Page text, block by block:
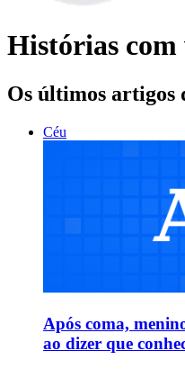
Histórias
Os últimos artigos
Céu
Após coma,
ao dizer que